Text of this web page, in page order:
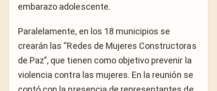
embarazo adolescente.
Paralelamente, en los 18 municipios se
crearán las “Redes de Mujeres Constructoras
de Paz”, que tienen como objetivo prevenir la
violencia contra las mujeres. En la reunión se